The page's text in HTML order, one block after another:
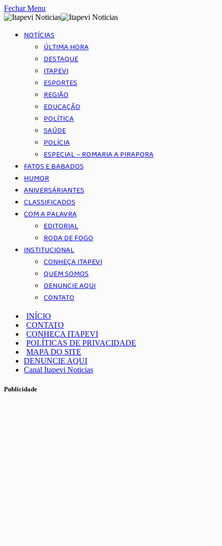
Fechar Menu
NOTÍCIAS
ÚLTIMA HORA
DESTAQUE
ITAPEVI
ESPORTES
REGIÃO
EDUCAÇÃO
POLÍTICA
SAÚDE
POLÍCIA
ESPECIAL – ROMARIA A PIRAPORA
FATOS E BABADOS
HUMOR
ANIVERSÁRIANTES
CLASSIFICADOS
COM A PALAVRA
EDITORIAL
RODA DE FOGO
INSTITUCIONAL
CONHEÇA ITAPEVI
QUEM SOMOS
DENUNCIE AQUI
CONTATO
INÍCIO
CONTATO
CONHEÇA ITAPEVI
POLÍTICAS DE PRIVACIDADE
MAPA DO SITE
DENUNCIE AQUI
Canal Itapevi Noticias
Publicidade